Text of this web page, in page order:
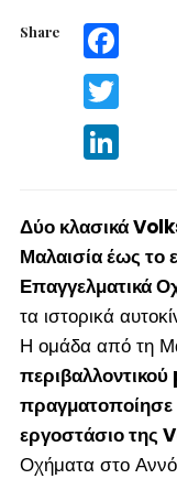
Share Facebook
Twitter
LinkedIn
Δύο κλασικά
Μαλαισία έως
Επαγγελματικά
τα ιστορικά
Η ομάδα από τη
πραγματοποίησε
εργοστάσιο της
Οχήματα στο